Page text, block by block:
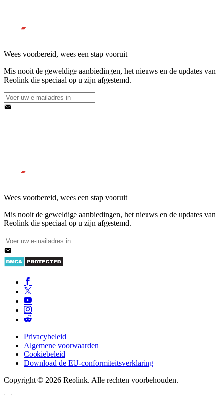
Wees voorbereid, wees een stap vooruit
Mis nooit de geweldige aanbiedingen, het nieuws en de updates van
Reolink die speciaal op u zijn afgestemd.
Wees voorbereid, wees een stap vooruit
Mis nooit de geweldige aanbiedingen, het nieuws en de updates van
Reolink die speciaal op u zijn afgestemd.
Privacybeleid
Algemene voorwaarden
Cookiebeleid
Download de EU-conformiteitsverklaring
Copyright © 2026 Reolink. Alle rechten voorbehouden.